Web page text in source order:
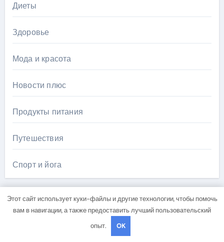
Диеты
Здоровье
Мода и красота
Новости плюс
Продукты питания
Путешествия
Спорт и йога
Этот сайт использует куки-файлы и другие технологии, чтобы помочь
вам в навигации, а также предоставить лучший пользовательский
опыт.
OK